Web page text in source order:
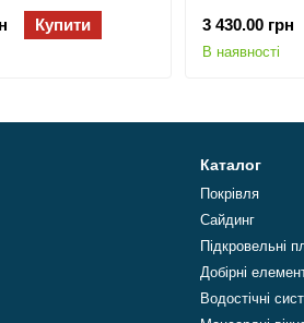
Купити
3 430.00 грн
В наявності
Каталог
Покрівля
Сайдинг
Підкровельні
Добірні
Водостічні